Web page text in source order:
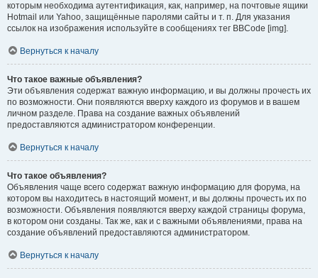
которым необходима аутентификация, как, например, на почтовые ящики
Hotmail или Yahoo, защищённые паролями сайты и т. п. Для указания
ссылок на изображения используйте в сообщениях тег BBCode [img].
Вернуться к началу
Что такое важные объявления?
Эти объявления содержат важную информацию, и вы должны прочесть их
по возможности. Они появляются вверху каждого из форумов и в вашем
личном разделе. Права на создание важных объявлений
предоставляются администратором конференции.
Вернуться к началу
Что такое объявления?
Объявления чаще всего содержат важную информацию для форума, на
котором вы находитесь в настоящий момент, и вы должны прочесть их по
возможности. Объявления появляются вверху каждой страницы форума,
в котором они созданы. Так же, как и с важными объявлениями, права на
создание объявлений предоставляются администратором.
Вернуться к началу